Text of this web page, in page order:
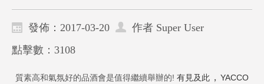
發佈：2017-03-20
作者 Super User
點擊數：3108
質素高和氣氛好的品酒會是值得繼續舉辦的! 有見及此 ， YACCO